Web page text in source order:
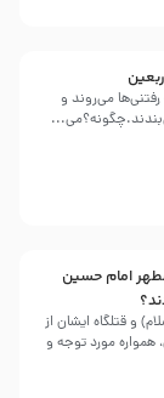
می‌روند و
مطهر امام حسین
و قتلگاه ایشان از
مورد توجه و